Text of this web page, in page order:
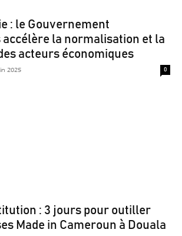
: le Gouvernement
la normalisation et la
acteurs économiques
2025 0
: 3 jours pour outiller
Made in Cameroun à Douala